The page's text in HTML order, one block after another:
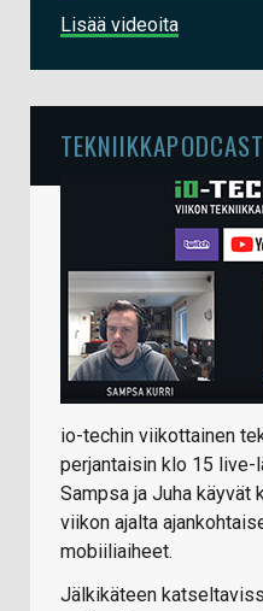
Lisää videoita
TEKNIIKKAPODCAST
io-techin viikottainen
perjantaisin klo 15 live-
Sampsa ja Juha käyvät
viikon ajalta
mobiiliaiheet.
Jälkikäteen